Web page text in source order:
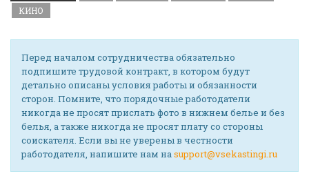
КИНО
Перед началом сотрудничества обязательно
подпишите трудовой контракт, в котором будут
детально описаны условия работы и обязанности
сторон. Помните, что порядочные работодатели
никогда не просят прислать фото в нижнем белье и без
белья, а также никогда не просят плату со стороны
соискателя. Если вы не уверены в честности
работодателя, напишите нам наsupport@vsekastingi.ru